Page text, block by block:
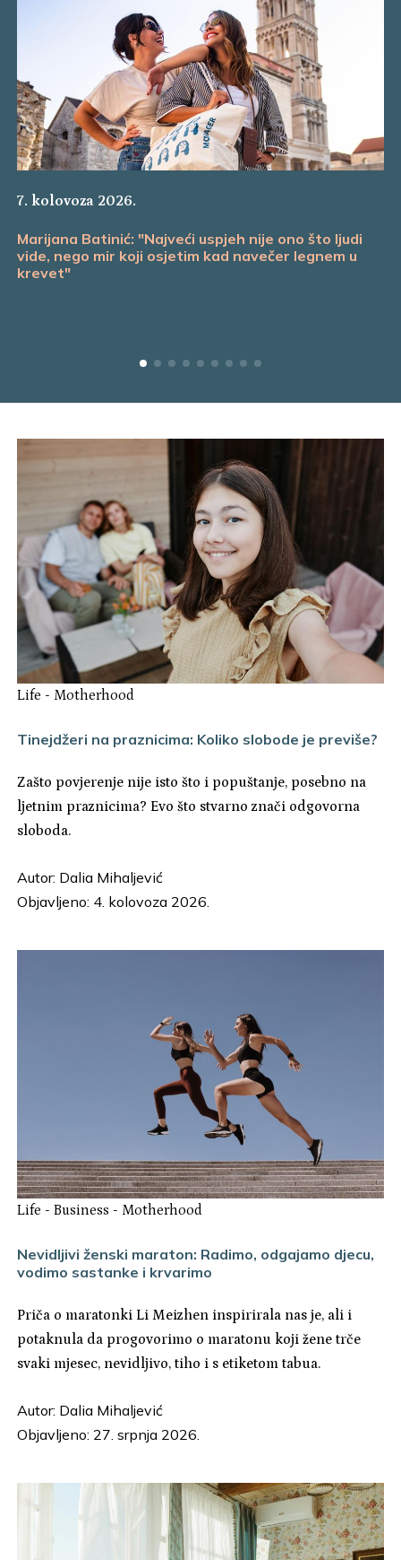
7. kolovoza 2026.
Marijana Batinić: "Najveći uspjeh nije ono što ljudi
vide, nego mir koji osjetim kad navečer legnem u
krevet"
Life - Motherhood
Tinejdžeri na praznicima: Koliko slobode je previše?
Zašto povjerenje nije isto što i popuštanje, posebno na
ljetnim praznicima? Evo što stvarno znači odgovorna
sloboda.
Autor: Dalia Mihaljević
Objavljeno: 4. kolovoza 2026.
Life -Business - Motherhood
Nevidljivi ženski maraton: Radimo, odgajamo djecu,
vodimo sastanke i krvarimo
Priča o maratonki Li Meizhen inspirirala nas je, ali i
potaknula da progovorimo o maratonu koji žene trče
svaki mjesec, nevidljivo, tiho i s etiketom tabua.
Autor: Dalia Mihaljević
Objavljeno: 27. srpnja 2026.